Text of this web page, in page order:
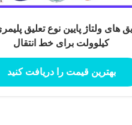
کیلوولت برای خط انتقال
بهترین قیمت را دریافت کنید